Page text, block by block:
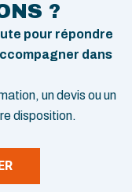
?
pour répondre
dans
un devis ou un
disposition.